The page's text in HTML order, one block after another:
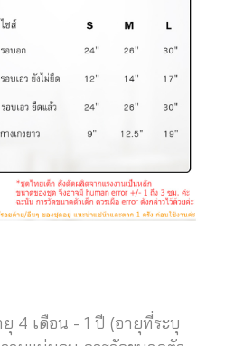
4 เดือน - 1 ปี (อายุที่ระบุ